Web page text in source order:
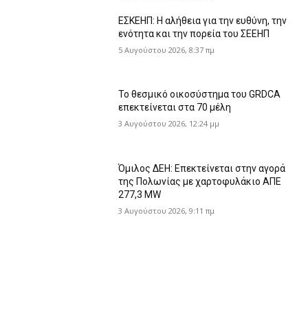
ΕΣΚΕΗΠ: Η αλήθεια για την ευθύνη, την
ενότητα και την πορεία του ΣΕΕΗΠ
5 Αυγούστου 2026, 8:37 πμ
Το θεσμικό οικοσύστημα του GRDCA
επεκτείνεται στα 70 μέλη
3 Αυγούστου 2026, 12:24 μμ
Όμιλος ΔΕΗ: Επεκτείνεται στην αγορά
της Πολωνίας με χαρτοφυλάκιο ΑΠΕ
277,3 MW
3 Αυγούστου 2026, 9:11 πμ